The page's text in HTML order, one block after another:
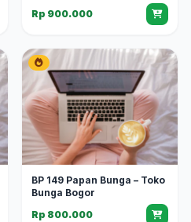
Rp 900.000
BP 149 Papan Bunga – Toko
Bunga Bogor
Rp 800.000